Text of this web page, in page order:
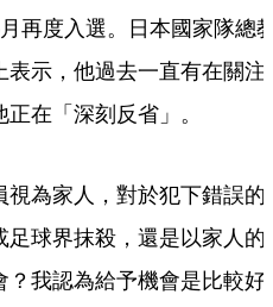
再度入選。日本國家隊總
示，他過去一直有在關注
在「深刻反省」。
為家人，對於犯下錯誤的
球界抹殺，還是以家人的
我認為給予機會是比較好